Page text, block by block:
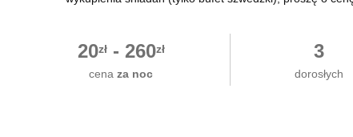
20zł- 260zł
cenaza noc
3
dorosłych